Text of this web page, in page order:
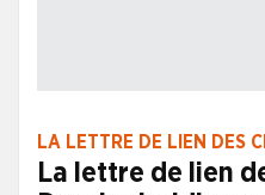
LA LETTRE DE LIEN DES
La lettre de lien